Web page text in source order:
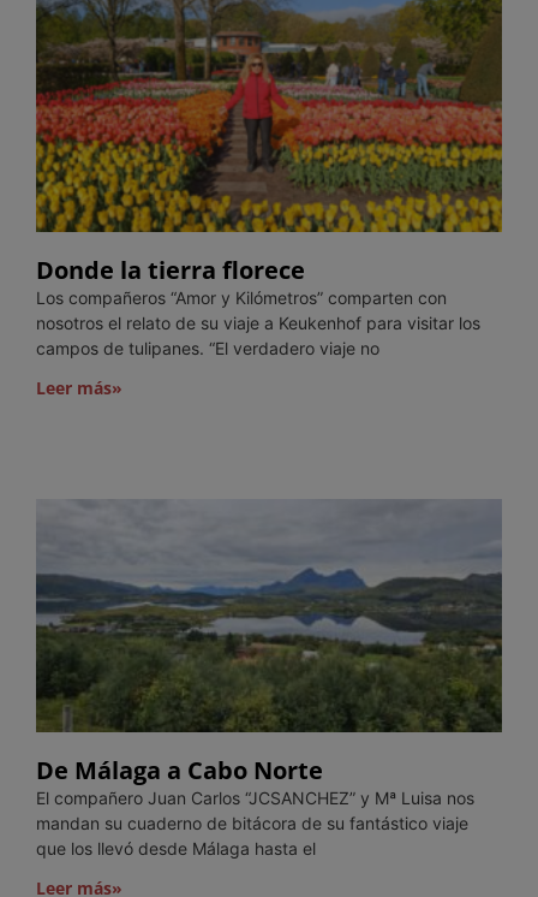
Donde la tierra florece
Los compañeros “Amor y Kilómetros” comparten con
nosotros el relato de su viaje a Keukenhof para visitar los
campos de tulipanes. “El verdadero viaje no
Leer más»
De Málaga a Cabo Norte
El compañero Juan Carlos “JCSANCHEZ” y Mª Luisa nos
mandan su cuaderno de bitácora de su fantástico viaje
que los llevó desde Málaga hasta el
Leer más»